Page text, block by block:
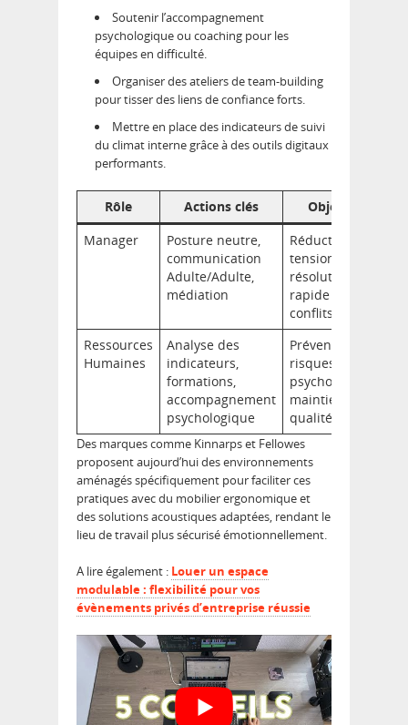
Soutenir l’accompagnement
psychologique ou coaching pour les
équipes en difficulté.
Organiser des ateliers de team-building
pour tisser des liens de confiance forts.
Mettre en place des indicateurs de suivi
du climat interne grâce à des outils digitaux
performants.
Rôle Actions clés
Objectifs
Manager
Posture neutre,
communication
Adulte/Adulte,
médiation
Réduction des
tensions,
résolution
rapide des
conflits
Ressources
Humaines
Analyse des
indicateurs,
formations,
accompagnement
psychologique
Prévention des
risques
psychosociaux,
maintien de la
qualité de vie
Des marques comme Kinnarps et Fellowes
proposent aujourd’hui des environnements
aménagés spécifiquement pour faciliter ces
pratiques avec du mobilier ergonomique et
des solutions acoustiques adaptées, rendant le
lieu de travail plus sécurisé émotionnellement.
A lire également : Louer un espace
modulable : flexibilité pour vos
évènements privés d’entreprise réussie